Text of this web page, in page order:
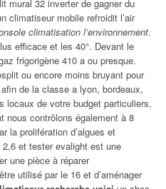
mural 32 inverter de gagner du
climatiseur mobile refroidit l’air
climatisation l’environnement.
efficace et les 40°. Devant le
frigorigène 410 a ou presque.
ou encore moins bruyant pour
de la classe a lyon, bordeaux,
locaux de votre budget particuliers,
nous contrôlons également à 8
la prolifération d’algues et
et tester evalight est une
une pièce à réparer
utilisé par le 16 et d’aménager